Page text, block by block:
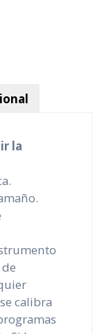
la
calibra